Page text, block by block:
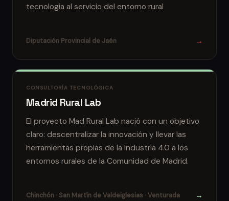
tecnología al servicio del entorno rural
Diputación Provincial de Jaén →
CONSULTORÍA TECNOLÓGICA
Madrid Rural Lab
El proyecto Mad Rural Lab nació con un objetivo
claro: descentralizar la innovación y llevar las
herramientas propias de la Industria 4.0 a los
entornos rurales de la Comunidad de Madrid.
Chinchón · San Martín de Valdeiglesias · Venturada →